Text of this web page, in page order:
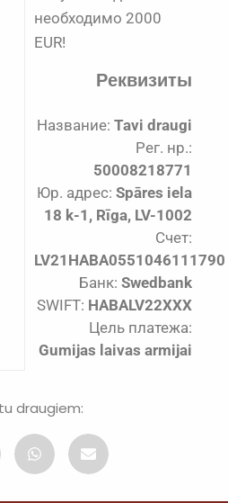
необходимо 2000
EUR!
Реквизиты
Название: Tavi draugi
Рег. нр.:
50008218771
Юр. адрес: Spāres iela
18 k-1, Rīga, LV-1002
Счет:
LV21HABA0551046111790
Банк: Swedbank
SWIFT: HABALV22XXX
Цель платежа:
Gumijas laivas armijai
draugiem: